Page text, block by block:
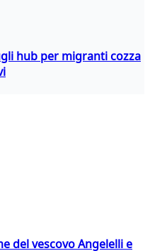
hub per migranti cozza
del vescovo Angelelli e